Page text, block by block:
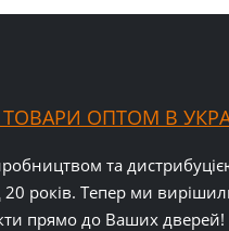
ОПТОМ В
та
років. Тепер ми
прямо до Ваших дверей!